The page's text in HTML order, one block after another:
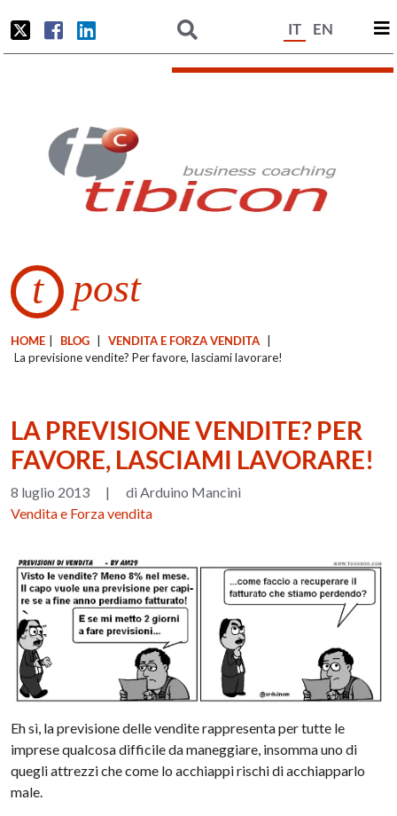
IT EN
t post
HOME BLOG VENDITA E FORZA VENDITA
La previsione vendite? Per favore, lasciami lavorare!
LA PREVISIONE VENDITE? PER
FAVORE, LASCIAMI LAVORARE!
8 luglio 2013 |
di Arduino Mancini
Vendita e Forza vendita
Eh sì, la previsione delle vendite rappresenta per tutte le
imprese qualcosa difficile da maneggiare, insomma uno di
quegli attrezzi che come lo acchiappi rischi di acchiapparlo
male.